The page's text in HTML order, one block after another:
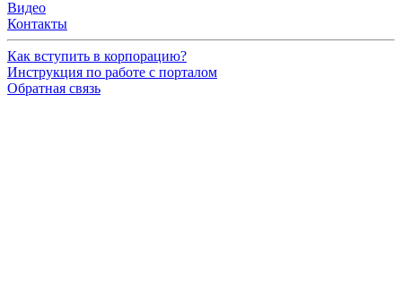
Видео
Контакты
Как вступить в корпорацию?
Инструкция по работе с порталом
Обратная связь